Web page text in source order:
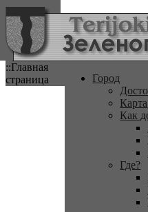
::Главная
страница
Город
Карта
Как
Где?